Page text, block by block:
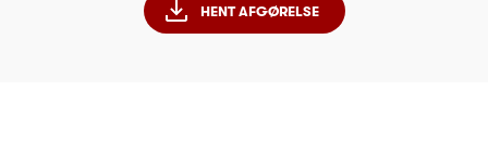
HENT AFGØRELSE